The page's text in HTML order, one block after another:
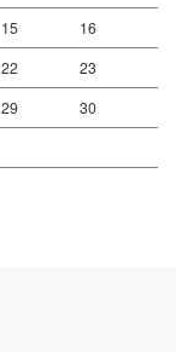
15
16
22
23
29
30